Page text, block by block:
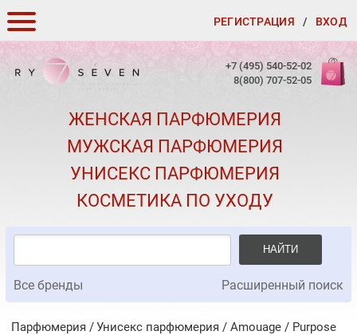
РЕГИСТРАЦИЯ / ВХОД
КАК ЗАКАЗАТЬ
СКИДКИ
КОНТАКТЫ
О КАЧЕСТВЕ
ПОДАРКИ К ЗАКАЗАМ
+7 (495) 540-52-02
8(800) 707-52-05
ЖЕНСКАЯ ПАРФЮМЕРИЯ
МУЖСКАЯ ПАРФЮМЕРИЯ
УНИСЕКС ПАРФЮМЕРИЯ
КОСМЕТИКА ПО УХОДУ
НАЙТИ
Все бренды Расширенный поиск
Парфюмерия Унисекс парфюмерия / Amouage / Purpose